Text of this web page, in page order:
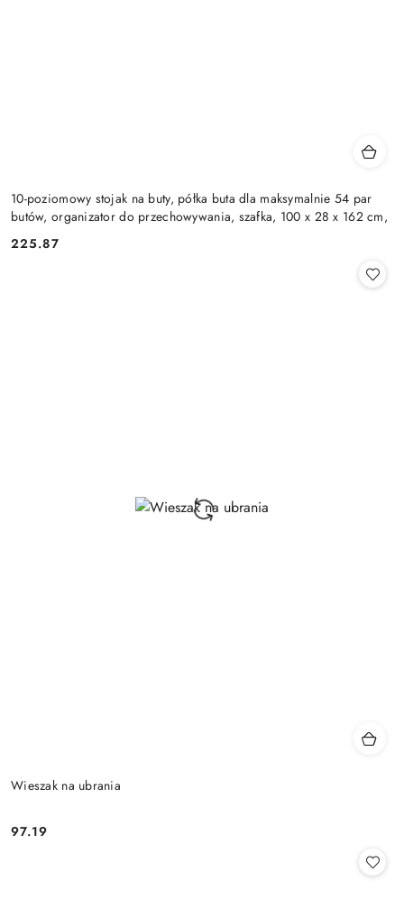
10-poziomowy stojak na buty, półka buta dla maksymalnie 54 par
butów, organizator do przechowywania, szafka, 100 x 28 x 162 cm,
Cena:
225.87
Wieszak na ubrania
Cena:
97.19